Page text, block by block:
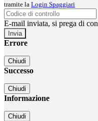
tramite la Login Spaggiari
E-mail inviata, si prega di
Errore
Chiudi
Successo
Chiudi
Informazione
Chiudi